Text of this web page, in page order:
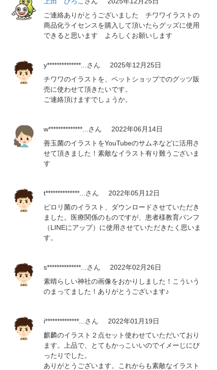
ご連絡ありがとうございました チワワイラストの
商品化ライセンスを購入して頂いたらグッズに使用
できると思います よろしくお願いします
y**************... さん
2025年12月25日
チワワのイラストを、ペットショップでのグッツ販
売に使わせて頂きたいです。
ご連絡頂けますでしょうか。
w**************... さん
2022年06月14日
善玉菌のイラストをYouTubeのサムネなどに活用さ
せて頂きました！素敵なイラスト有り難うございま
す
t**************... さん
2022年05月12日
ピロリ菌のイラスト、ダウンロードさせていただき
ました。医療関係のものですが、患者様教育パンフ
（LINEにアップ）に使用させていただきたく思いま
す。
s**************... さん
2022年02月26日
素晴らしい神社の画像をおかりしました！こういう
のまってました！ありがとうございます♪
i**************... さん
2022年01月19日
麒麟のイラスト２点セット使わせていただいており
ます。上品で、とてもかっこいいのでイメーじにぴ
ったりでした。
ありがとうございます。これからも素敵なイラスト